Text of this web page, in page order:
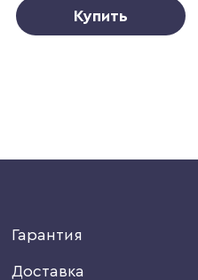
Купить
Гарантия
Доставка